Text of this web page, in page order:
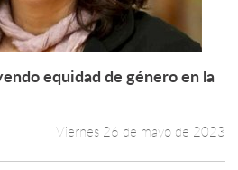
Leer más +
equidad de género en la
Viernes 26 de mayo de 2023